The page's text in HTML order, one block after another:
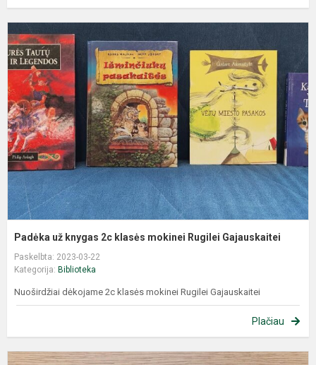
Padėka už knygas 2c klasės mokinei Rugilei Gajauskaitei
Paskelbta: 2023-03-22
Kategorija: Biblioteka
Nuoširdžiai dėkojame 2c klasės mokinei Rugilei Gajauskaitei
Plačiau